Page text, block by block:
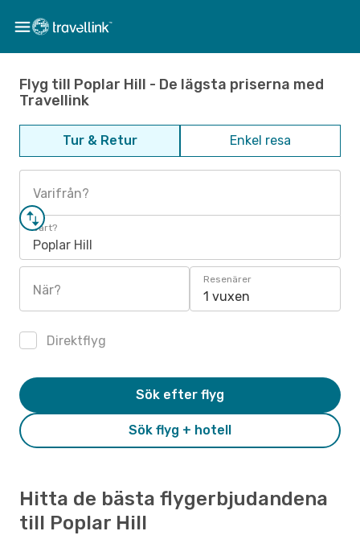
Flyg till Poplar Hill - De lägsta priserna med
Travellink
Tur & Retur Enkel resa
Varifrån?
Vart?
Poplar Hill
När?
Resenärer
1 vuxen
Direktflyg
Sök flyg + hotell
Sök efter flyg
Hitta de bästa flygerbjudandena
till Poplar Hill